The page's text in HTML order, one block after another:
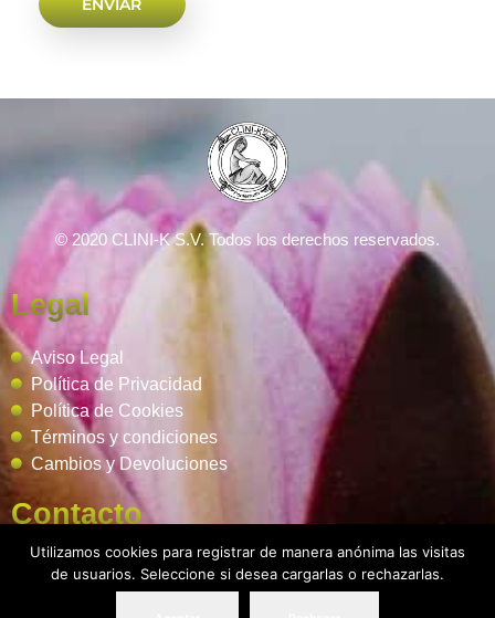
© 2020 CLINI-K S.V. Todos los derechos reservados.
Legal
Aviso Legal
Política de Privacidad
Política de Cookies
Términos y condiciones
Cambios y Devoluciones
Contacto
Podología 647 772 857
info@cliniksv.com
P
ilates 632 091 328
Utilizamos cookies para registrar de manera anónima las visitas
de usuarios. Seleccione si desea cargarlas o rechazarlas.